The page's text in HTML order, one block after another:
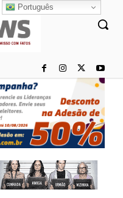
Português